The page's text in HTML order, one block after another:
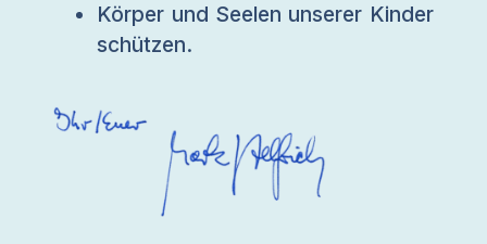
Körper und Seelen unserer Kinder
schützen.